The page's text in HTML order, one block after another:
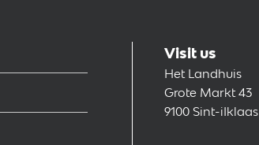
Visit us
Het Landhuis
Grote Markt 43
9100 Sint-iIklaas